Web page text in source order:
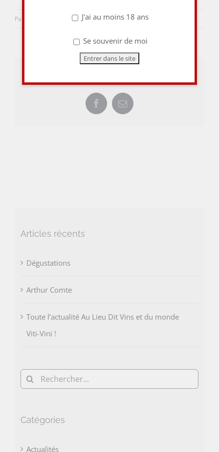
Par 19 mai 2015 | 0 commentaire
FacebookEmail
Articles récents
Dégustations
Arthur Comte
Toute l’actualité Au Lieu Dit Vins et du monde
Viti-Vini !
Rechercher:
Catégories
Actualités
J'ai au moins 18 ans
Se souvenir de moi